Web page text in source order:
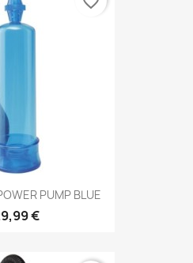
PUMP BLUE
€